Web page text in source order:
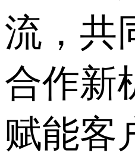
流，共
合作新
赋能客